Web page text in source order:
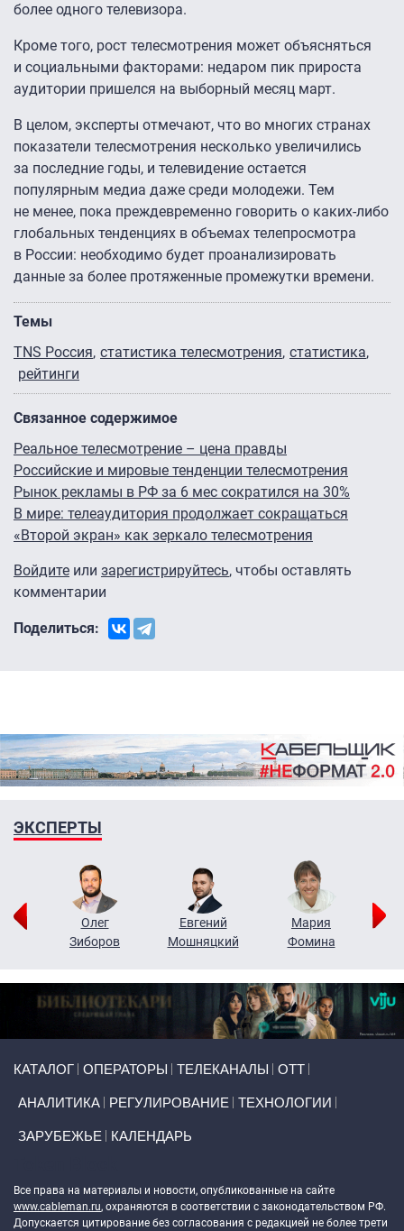
более одного телевизора.
Кроме того, рост телесмотрения может объясняться
и социальными факторами: недаром пик прироста
аудитории пришелся на выборный месяц март.
В целом, эксперты отмечают, что во многих странах
показатели телесмотрения несколько увеличились
за последние годы, и телевидение остается
популярным медиа даже среди молодежи. Тем
не менее, пока преждевременно говорить о каких-либо
глобальных тенденциях в объемах телепросмотра
в России: необходимо будет проанализировать
данные за более протяженные промежутки времени.
Темы
TNS Россия статистика телесмотрения статистика
рейтинги
Связанное содержимое
Реальное телесмотрение – цена правды
Российские и мировые тенденции телесмотрения
Рынок рекламы в РФ за 6 мес сократился на 30%
В мире: телеаудитория продолжает сокращаться
«Второй экран» как зеркало телесмотрения
Войдите или зарегистрируйтесь, чтобы оставлять
комментарии
Поделиться:
ЭКСПЕРТЫ
Олег
Зиборов
Евгений
Мошняцкий
Мария
Фомина
КАТАЛОГ ОПЕРАТОРЫ ТЕЛЕКАНАЛЫ ОТТ
АНАЛИТИКА РЕГУЛИРОВАНИЕ ТЕХНОЛОГИИ
ЗАРУБЕЖЬЕ КАЛЕНДАРЬ
Все права на материалы и новости, опубликованные на сайте
www.cableman.ru, охраняются в соответствии с законодательством РФ.
Допускается цитирование без согласования с редакцией не более трети